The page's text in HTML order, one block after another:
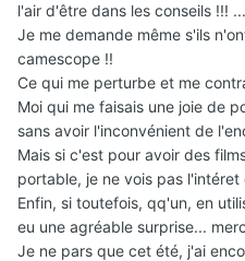
l'air d'être dans les conseils !!!
Je me demande même s'ils
camescope !!
Ce qui me perturbe et me
Moi qui me faisais une joie de
sans avoir l'inconvénient de
Mais si c'est pour avoir des
portable, je ne vois pas
Enfin, si toutefois, qq'un, en
eu une agréable surprise...
Je ne pars que cet été, j'ai